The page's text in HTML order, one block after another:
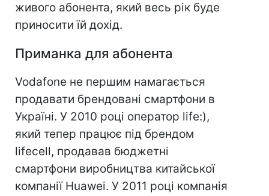
живого абонента, який весь рік буде
приносити їй дохід.
Приманка для абонента
Vodafone не першим намагається
продавати брендовані смартфони в
Україні. У 2010 році оператор life:),
який тепер працює під брендом
lifecell, продавав бюджетні
смартфони виробництва китайської
компанії Huawei. У 2011 році компанія